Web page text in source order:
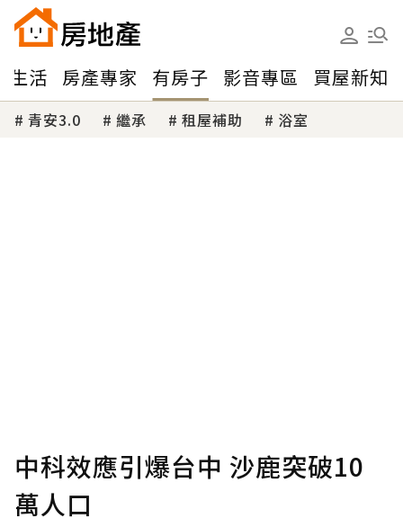
生活 房產專家 有房子 影音專區 買屋新知
青安3.0 繼承 租屋補助 浴室
中科效應引爆台中 沙鹿突破10
萬人口